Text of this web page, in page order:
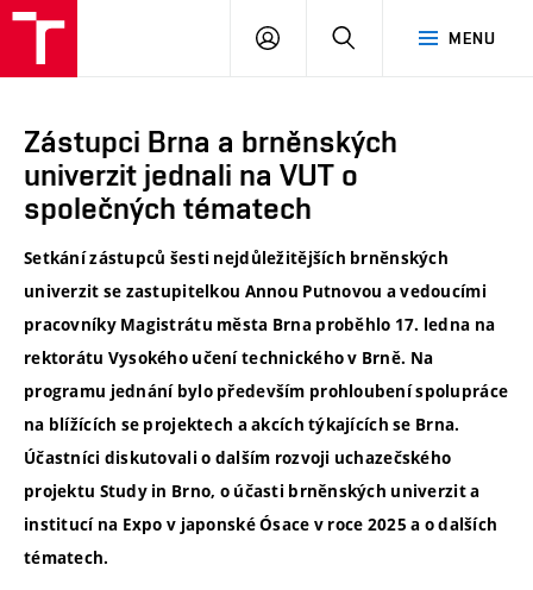
MENU
PŘIHLÁSIT
Zástupci Brna a brněnských
univerzit jednali na VUT o
společných tématech
Setkání zástupců šesti nejdůležitějších brněnských
univerzit se zastupitelkou Annou Putnovou a vedoucími
pracovníky Magistrátu města Brna proběhlo 17. ledna na
rektorátu Vysokého učení technického v Brně. Na
programu jednání bylo především prohloubení spolupráce
na blížících se projektech a akcích týkajících se Brna.
Účastníci diskutovali o dalším rozvoji uchazečského
projektu Study in Brno, o účasti brněnských univerzit a
institucí na Expo v japonské Ósace v roce 2025 a o dalších
tématech.